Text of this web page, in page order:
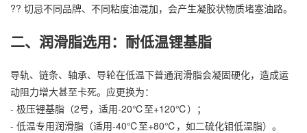
?? 切忌不同品牌、不同粘度油混加，会产生凝胶状物质堵塞油路。
二、润滑脂选用：耐低温锂基脂
导轨、链条、轴承、导轮在低温下普通润滑脂会凝固硬化，造成运
动阻力增大甚至卡死。应更换为：
- 极压锂基脂（2号，适用-20℃至+120℃）；
- 低温专用润滑脂（适用-40℃至+80℃，如二硫化钼低温脂）。